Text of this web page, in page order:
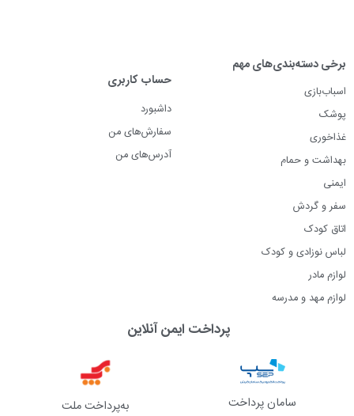
برخی دسته‌بندی‌های مهم
اسباب‌بازی
پوشک
غذاخوری
بهداشت و حمام
ایمنی
سفر و گردش
اتاق کودک
لباس نوزادی و کودک
لوازم مادر
لوازم مهد و مدرسه
حساب کاربری
داشبورد
سفارش‌های من
آدرس‌های من
پرداخت ایمن آنلاین
سامان پرداخت به‌پرداخت ملت